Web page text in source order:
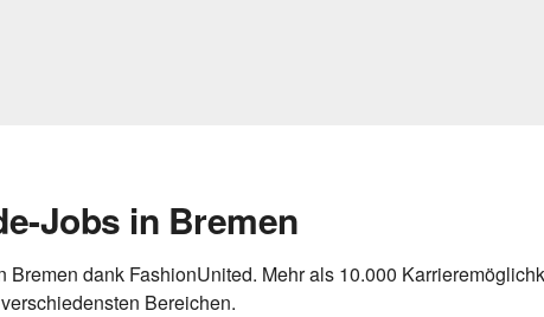
Jobs in Bremen
dank FashionUnited. Mehr als 10.000
verschiedensten Bereichen.